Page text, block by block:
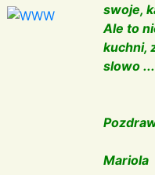
swoje,
Ale to
kuchni,
slowo
Mariola